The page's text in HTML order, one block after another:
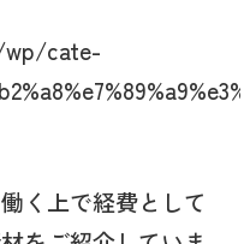
cate-
く上で経費として